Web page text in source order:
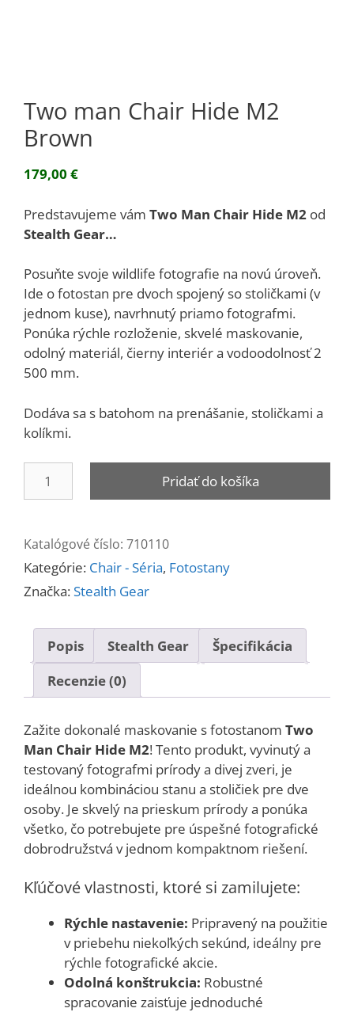
Two man Chair Hide M2
Brown
179,00 €
Predstavujeme vám Two Man Chair Hide M2 od
Stealth Gear…
Posuňte svoje wildlife fotografie na novú úroveň.
Ide o fotostan pre dvoch spojený so stoličkami (v
jednom kuse), navrhnutý priamo fotografmi.
Ponúka rýchle rozloženie, skvelé maskovanie,
odolný materiál, čierny interiér a vodoodolnosť 2
500 mm.
Dodáva sa s batohom na prenášanie, stoličkami a
kolíkmi.
Two
Hide
M2
Brown
Pridať do košíka
Katalógové číslo: 710110
Kategórie: Chair - Séria, Fotostany
Značka:Stealth Gear
Popis Stealth Gear
Špecifikácia
Recenzie (0)
Zažite dokonalé maskovanie s fotostanom Two
Man Chair Hide M2!Tento produkt, vyvinutý a
testovaný fotografmi prírody a divej zveri, je
ideálnou kombináciou stanu a stoličiek pre dve
osoby. Je skvelý na prieskum prírody a ponúka
všetko, čo potrebujete pre úspešné fotografické
dobrodružstvá v jednom kompaktnom riešení.
Kľúčové vlastnosti, ktoré si zamilujete:
Rýchle nastavenie: Pripravený na použitie
v priebehu niekoľkých sekúnd, ideálny pre
rýchle fotografické akcie.
Odolná konštrukcia: Robustné
spracovanie zaisťuje jednoduché